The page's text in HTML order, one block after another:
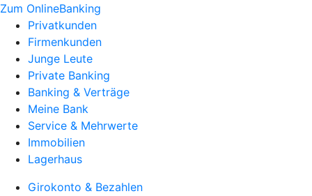
Zum OnlineBanking
Privatkunden
Firmenkunden
Junge Leute
Private Banking
Banking & Verträge
Meine Bank
Service & Mehrwerte
Immobilien
Lagerhaus
Girokonto & Bezahlen